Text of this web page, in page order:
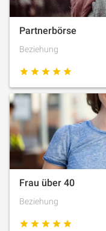
Partnerbörse
Beziehung
Frau über 40
Beziehung